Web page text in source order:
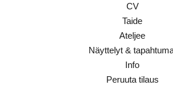
CV
Taide
Ateljee
Näyttelyt &
Info
Peruuta tilaus